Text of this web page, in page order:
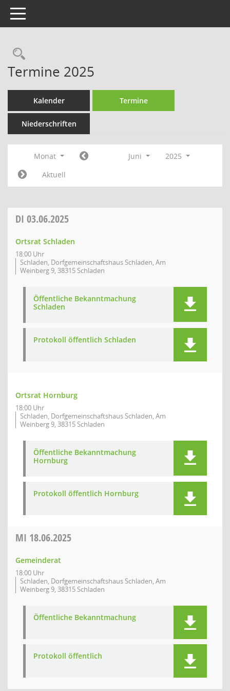
Toggle navigation
Rechercheauswahl
Termine 2025
Kalender Termine
Niederschriften
Monat Juni
2025
Aktuell
DI 03.06.2025
Ortsrat Schladen
18:00 Uhr
Schladen, Dorfgemeinschaftshaus Schladen, Am
Weinberg 9, 38315 Schladen
Öffentliche Bekanntmachung
Schladen
Protokoll öffentlich Schladen
Ortsrat Hornburg
18:00 Uhr
Schladen, Dorfgemeinschaftshaus Schladen, Am
Weinberg 9, 38315 Schladen
Öffentliche Bekanntmachung
Hornburg
Protokoll öffentlich Hornburg
MI 18.06.2025
Gemeinderat
18:00 Uhr
Schladen, Dorfgemeinschaftshaus Schladen, Am
Weinberg 9, 38315 Schladen
Öffentliche Bekanntmachung
Protokoll öffentlich